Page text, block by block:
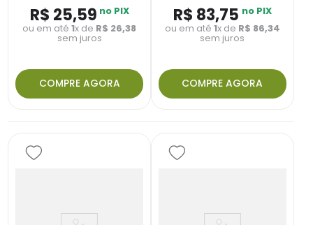
R$ 25,59 no PIX
ou em até1x de R$ 26,38
sem juros
COMPRE AGORA
R$ 83,75 no PIX
ou em até 1x de R$ 86,34
sem juros
COMPRE AGORA